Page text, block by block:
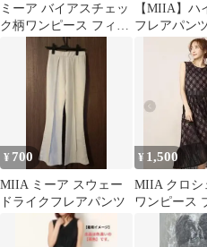
ミーア バイアスチェッ
ク柄ワンピース フィッ
トアンドフレア フェミ
ニン キュート
【MIIA】ハ
フレアパン
ット ピン
¥ 700
MIIA ミーア スウェー
ドライクフレアパンツ
¥ 1,500
MIIA クロシ
ワンピース